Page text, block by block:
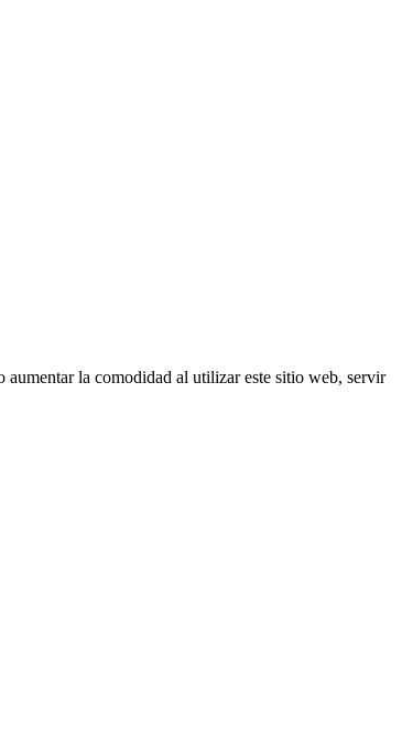
la comodidad al utilizar este sitio web, servir